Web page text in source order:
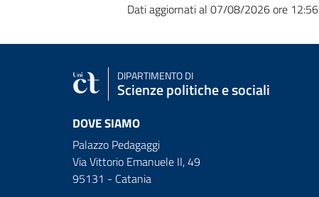
Dati aggiornati al 07/08/2026 ore 12:56
DIPARTIMENTO DI
Scienze politiche e sociali
DOVE SIAMO
Palazzo Pedagaggi
Via Vittorio Emanuele II, 49
95131 - Catania